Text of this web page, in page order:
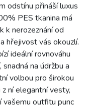
odstínu přináší luxus
PES tkanina má
k nerozeznání od
hřejivost vás okouzlí.
ideální rovnováhu
na údržbu a
volbou pro širokou
ní elegantní vesty,
vašemu outfitu punc